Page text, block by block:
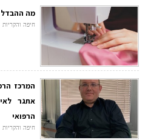
מה ההבדל
חיפה והקריות
המרכז
אתגר
הרפואי
חיפה והקריות